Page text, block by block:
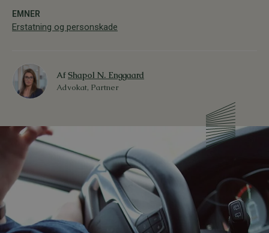
EMNER
Erstatning og personskade
AfShapol N. Enggaard
Advokat, Partner